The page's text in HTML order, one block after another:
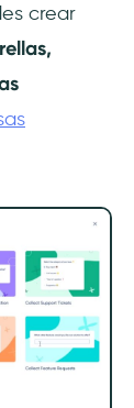
crear